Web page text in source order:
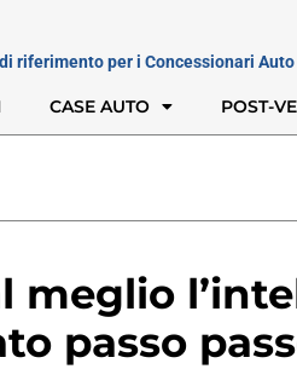
riferimento per i Concessionari Auto
CASE AUTO POST-
meglio
passo